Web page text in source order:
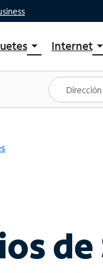
arrow_drop_down
paquetes
Spectrum One
ofertas
Internetarrow_drop_down
Planes